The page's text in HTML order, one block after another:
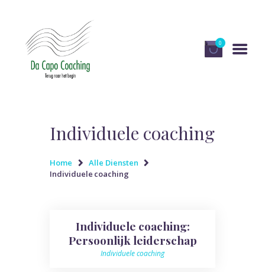
0
Individuele coaching
Home
Alle Diensten
Individuele coaching
DIENSTEN
COACHING
PUBLICATIES EN MEDIA
WINKEL
CONTACT
Individuele coaching:
Persoonlijk leiderschap
Individuele coaching